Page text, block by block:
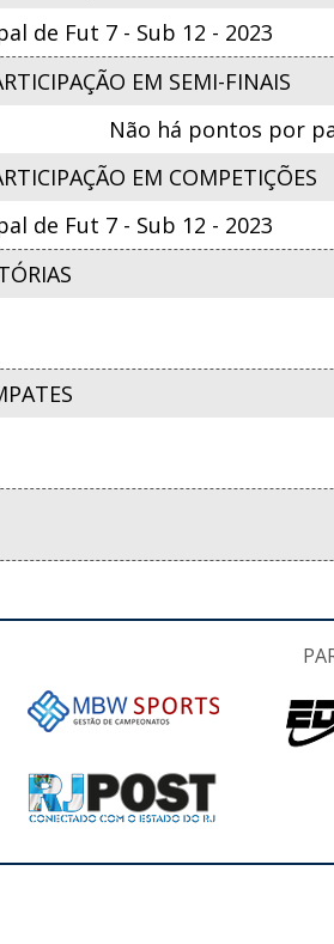
de Fut 7 - Sub 12 - 2023
EM SEMI-FINAIS
Não há pontos por
EM COMPETIÇÕES
de Fut 7 - Sub 12 - 2023